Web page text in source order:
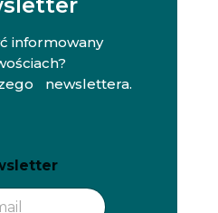
informowany
newslettera.
e
w
s
e
w
s